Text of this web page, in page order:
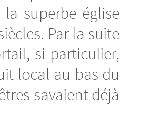
superbe église
Par la suite
si particulier,
local au bas du
savaient déjà